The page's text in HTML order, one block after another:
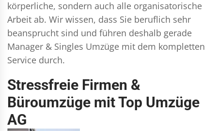
körperliche, sondern auch alle organisatorische
Arbeit ab. Wir wissen, dass Sie beruflich sehr
beansprucht sind und führen deshalb gerade
Manager & Singles Umzüge mit dem kompletten
Service durch.
Stressfreie Firmen &
Büroumzüge mit Top Umzüge
AG